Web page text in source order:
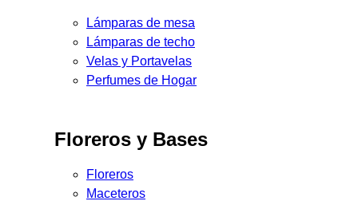
Lámparas de mesa
Lámparas de techo
Velas y Portavelas
Perfumes de Hogar
Floreros y Bases
Floreros
Maceteros